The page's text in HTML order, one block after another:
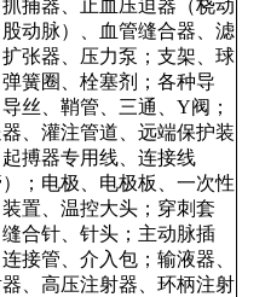
捕器、止血压迫器（桡动
动脉）、血管缝合器、滤
张器、压力泵；支架、球
簧圈、栓塞剂；各种导
丝、鞘管、三通、Y阀；
、灌注管道、远端保护装
搏器专用线、连接线
）；电极、电极板、一次性
置、温控大头；穿刺套
合针、针头；主动脉插
接管、介入包；输液器、
、高压注射器、环柄注射